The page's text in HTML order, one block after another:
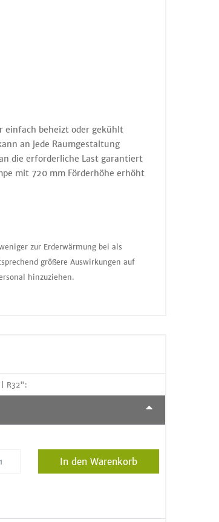
einfach beheizt oder gekühlt
an jede Raumgestaltung
die erforderliche Last garantiert
mit 720 mm Förderhöhe erhöht
zur Erderwärmung bei als
größere Auswirkungen auf
hinzuziehen.
| R32":
In den Warenkorb